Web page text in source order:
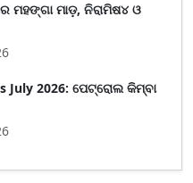
ମହଙ୍ଗା ମାଡ଼, ନିରାମିଷ୪ ଓ
July 2026: ପେଟ୍ରୋଲ କିମ୍ବା